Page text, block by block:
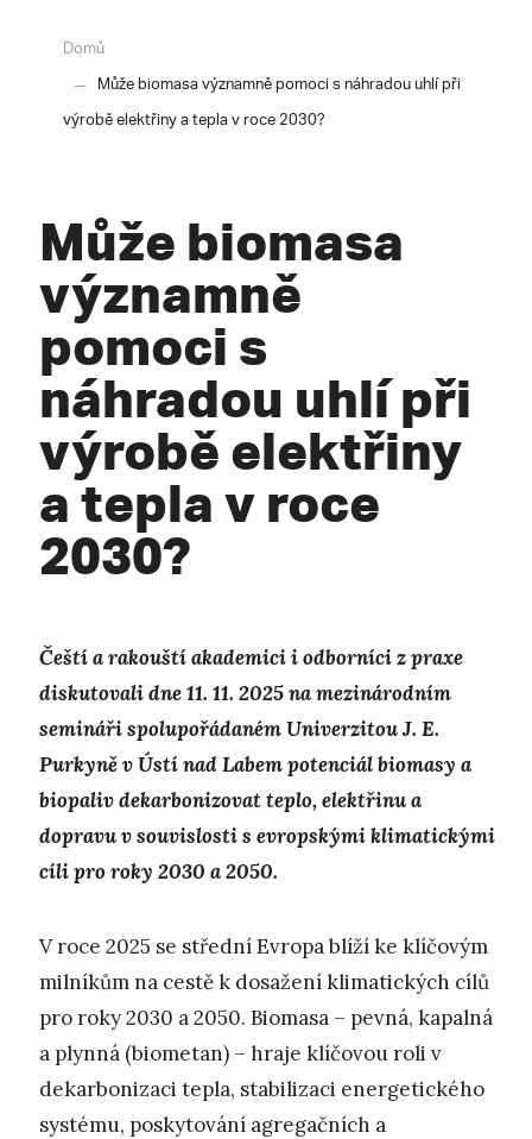
Domů
Může biomasa významně pomoci s náhradou uhlí při
výrobě elektřiny a tepla v roce 2030?
Může biomasa
významně
pomoci s
náhradou uhlí při
výrobě elektřiny
a tepla v roce
2030?
Čeští a rakouští akademici i odborníci z praxe
diskutovali dne 11. 11. 2025 na mezinárodním
semináři spolupořádaném Univerzitou J. E.
Purkyně v Ústí nad Labem potenciál biomasy a
biopaliv dekarbonizovat teplo, elektřinu a
dopravu v souvislosti s evropskými klimatickými
cíli pro roky 2030 a 2050.
V roce 2025 se střední Evropa blíží ke klíčovým
milníkům na cestě k dosažení klimatických cílů
pro roky 2030 a 2050. Biomasa – pevná, kapalná
a plynná (biometan) – hraje klíčovou roli v
dekarbonizaci tepla, stabilizaci energetického
systému, poskytování agregačních a